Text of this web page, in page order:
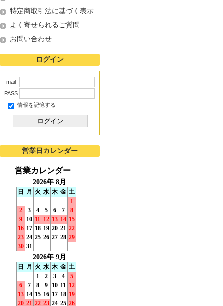
特定商取引法に基づく表示
よく寄せられるご質問
お問い合わせ
ログイン
mail
PASS
情報を記憶する
ログイン
営業日カレンダー